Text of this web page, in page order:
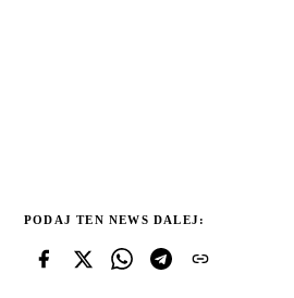
PODAJ TEN NEWS DALEJ: